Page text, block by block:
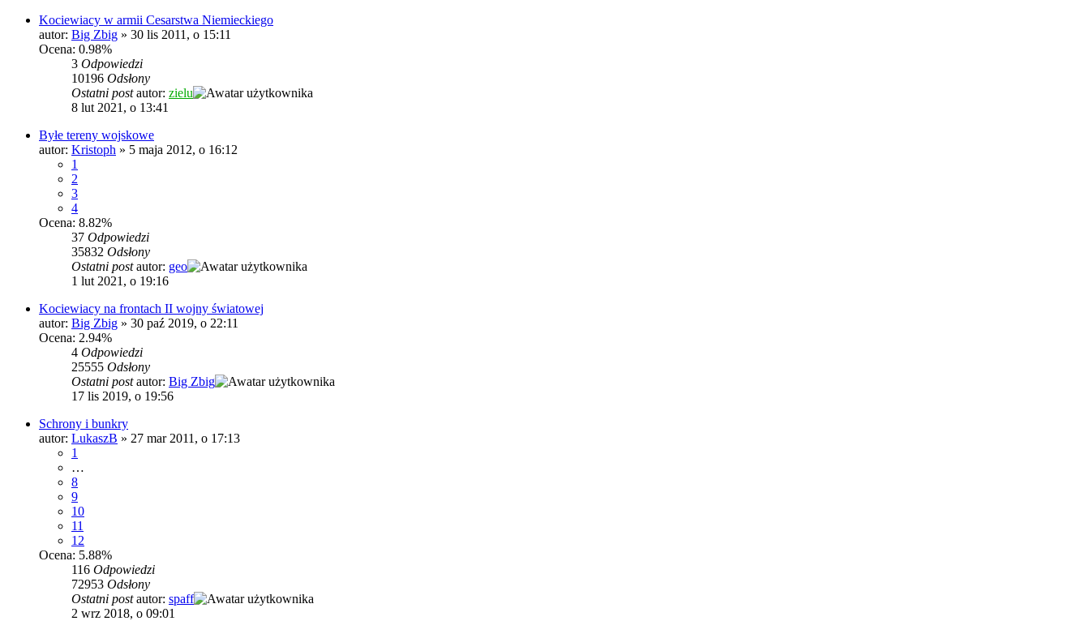
Kociewiacy w armii Cesarstwa Niemieckiego
autor: Big Zbig » 30 lis 2011, o 15:11
Ocena: 0.98%
3 Odpowiedzi
10196 Odsłony
Ostatni postautor: zielu
8 lut 2021, o 13:41
Byłe tereny wojskowe
autor: Kristoph » 5 maja 2012, o 16:12
1
2
3
4
Ocena: 8.82%
37 Odpowiedzi
35832 Odsłony
Ostatni postautor: geo
1 lut 2021, o 19:16
Kociewiacy na frontach II wojny światowej
autor: Big Zbig » 30 paź 2019, o 22:11
Ocena: 2.94%
4 Odpowiedzi
25555 Odsłony
Ostatni postautor: Big Zbig
17 lis 2019, o 19:56
Schrony i bunkry
autor: LukaszB » 27 mar 2011, o 17:13
1
…
8
9
10
11
12
Ocena: 5.88%
116 Odpowiedzi
72953 Odsłony
Ostatni postautor: spaff
2 wrz 2018, o 09:01